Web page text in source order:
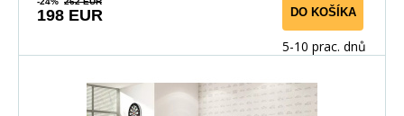
198 EUR DO KOŠÍKA
5-10 prac. dnů